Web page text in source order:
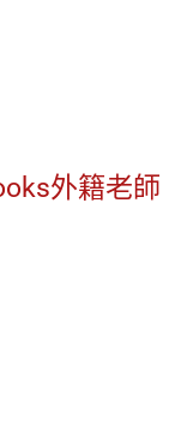
外籍老師